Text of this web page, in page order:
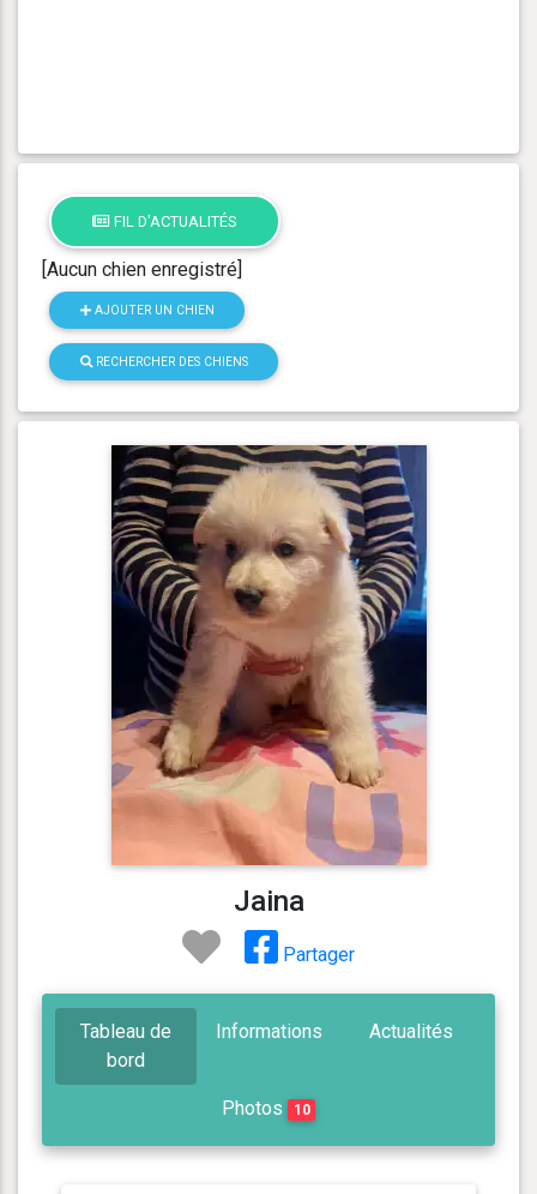
FIL D'ACTUALITÉS
[Aucun chien enregistré]
AJOUTER UN CHIEN
RECHERCHER DES CHIENS
Jaina
Partager
Tableau de
bord
Informations Actualités
Photos 10